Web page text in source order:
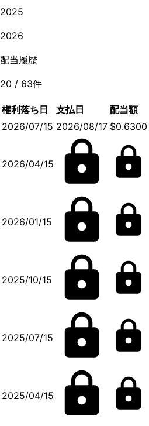
2025
2026
配当履歴
20 / 63件
権利落ち日 支払日 配当額
2026/07/15 2026/08/17 $0.6300
2026/04/15
2026/01/15
2025/10/15
2025/07/15
2025/04/15